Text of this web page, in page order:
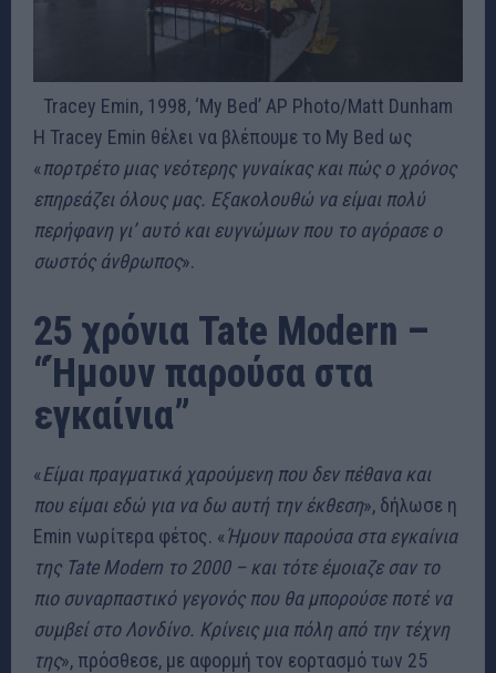
Tracey Emin, 1998, ‘My Bed’ AP Photo/Matt Dunham
Η Tracey Emin θέλει να βλέπουμε το My Bed ως
«πορτρέτο μιας νεότερης γυναίκας και πώς ο χρόνος
επηρεάζει όλους μας. Εξακολουθώ να είμαι πολύ
περήφανη γι’ αυτό και ευγνώμων που το αγόρασε ο
σωστός άνθρωπος».
25 χρόνια Tate Modern –
“Ήμουν παρούσα στα
εγκαίνια”
«Είμαι πραγματικά χαρούμενη που δεν πέθανα και
που είμαι εδώ για να δω αυτή την έκθεση», δήλωσε η
Emin νωρίτερα φέτος. «Ήμουν παρούσα στα εγκαίνια
της Tate Modern το 2000 – και τότε έμοιαζε σαν το
πιο συναρπαστικό γεγονός που θα μπορούσε ποτέ να
συμβεί στο Λονδίνο. Κρίνεις μια πόλη από την τέχνη
της», πρόσθεσε, με αφορμή τον εορτασμό των 25